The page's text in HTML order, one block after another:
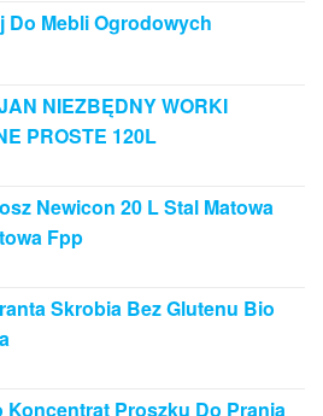
Do Mebli Ogrodowych
NIEZBĘDNY WORKI
PROSTE 120L
Newicon 20 L Stal Matowa
Fpp
Skrobia Bez Glutenu Bio
Koncentrat Proszku Do Prania